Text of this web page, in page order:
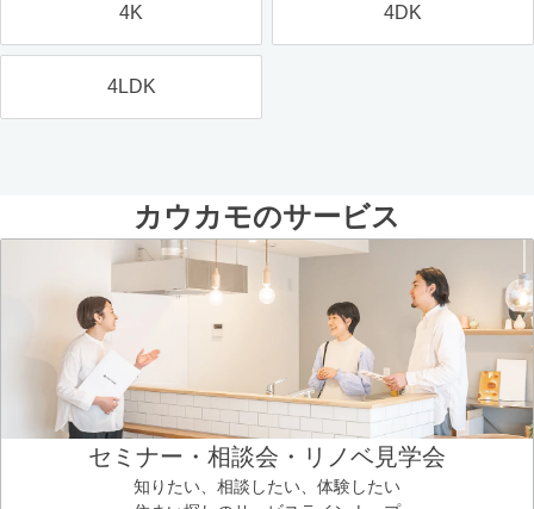
4K 4DK
4LDK
カウカモのサービス
セミナー・相談会・リノベ見学会
知りたい、相談したい、体験したい